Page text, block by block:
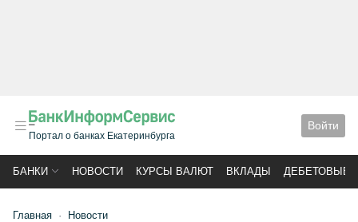
Портал о банках Екатеринбурга
Войти
БАНКИ НОВОСТИ КУРСЫ ВАЛЮТ ВКЛАДЫ ДЕБЕТОВЫЕ
Главная Новости